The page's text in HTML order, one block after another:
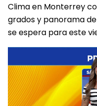
Clima en Monterrey
grados y panorama
se espera para este